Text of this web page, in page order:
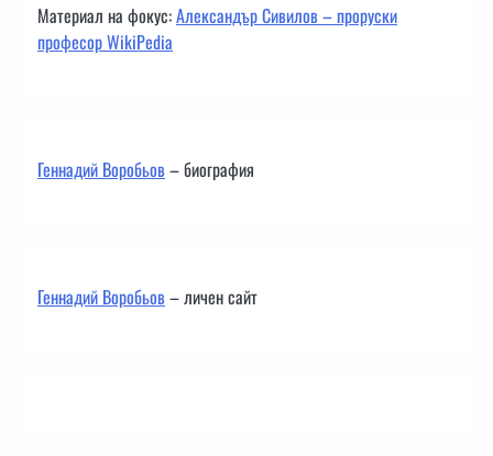
Материал на фокус:Александър Сивилов – проруски
професор WikiPedia
Геннадий Воробьов– биография
Геннадий Воробьов– личен сайт